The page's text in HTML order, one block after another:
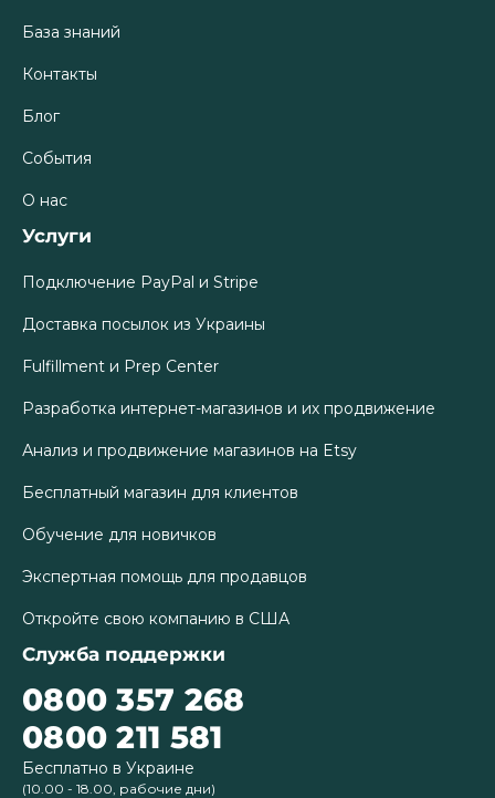
База знаний
Контакты
Блог
События
О нас
Услуги
Подключение PayPal и Stripe
Доставка посылок из Украины
Fulfillment и Prep Center
Разработка интернет-магазинов и их продвижение
Анализ и продвижение магазинов на Etsy
Бесплатный магазин для клиентов
Обучение для новичков
Экспертная помощь для продавцов
Откройте свою компанию в США
Служба поддержки
0800 357 268
0800 211 581
Бесплатно в Украине
(10.00 - 18.00, рабочие дни)